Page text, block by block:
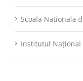
Scoala Nationala
Institutul